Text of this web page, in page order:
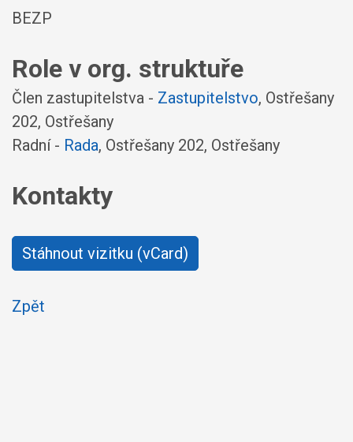
BEZP
Role v org. struktuře
Člen zastupitelstva - Zastupitelstvo, Ostřešany
202, Ostřešany
Radní - Rada, Ostřešany 202, Ostřešany
Kontakty
Stáhnout vizitku (vCard)
Zpět